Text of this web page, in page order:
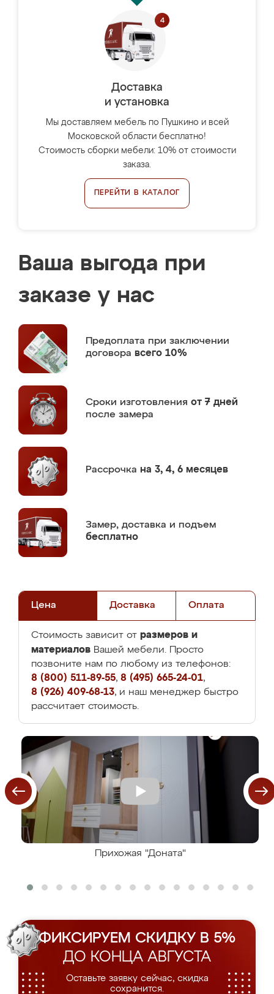
Доставка
и установка
Мы доставляем мебель по Пушкино и всей
Московской области бесплатно!
Стоимость сборки мебели: 10% от стоимости
заказа.
ПЕРЕЙТИ В КАТАЛОГ
Ваша выгода при
заказе у нас
Предоплата при заключении
договора всего 10%
Сроки изготовления от 7 дней
после замера
Рассрочка на 3, 4, 6 месяцев
Замер, доставка и подъем
бесплатно
Цена Доставка Оплата
Стоимость зависит от размеров и
материалов Вашей мебели. Просто
позвоните нам по любому из телефонов:
8 (800) 511-89-55, 8 (495) 665-24-01,
8 (926) 409-68-13, и наш менеджер быстро
рассчитает стоимость.
Прихожая "Доната"
ФИКСИРУЕМ СКИДКУ В 5%
ДО КОНЦА АВГУСТА
Оставьте заявку сейчас, скидка
сохранится.